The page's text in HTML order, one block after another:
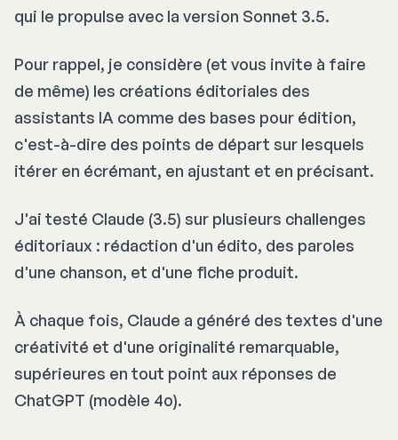
qui le propulse avec la version Sonnet 3.5.
Pour rappel, je considère (et vous invite à faire
de même) les créations éditoriales des
assistants IA comme des bases pour édition,
c'est-à-dire des points de départ sur lesquels
itérer en écrémant, en ajustant et en précisant.
J'ai testé Claude (3.5) sur plusieurs challenges
éditoriaux : rédaction d'un édito, des paroles
d'une chanson, et d'une fiche produit.
À chaque fois, Claude a généré des textes d'une
créativité et d'une originalité remarquable,
supérieures en tout point aux réponses de
ChatGPT (modèle 4o).